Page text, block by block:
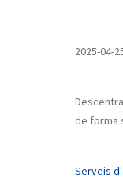
2025-04-
de forma
Serveis